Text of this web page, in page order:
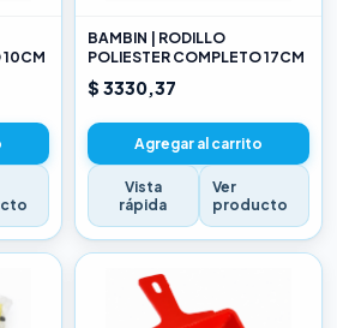
10CM
BAMBIN | RODILLO
POLIESTER COMPLETO 17CM
$ 3330,37
Agregar al carrito
Vista
rápida
Ver
producto